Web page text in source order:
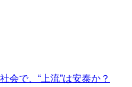
会で、“上流”は安泰か？